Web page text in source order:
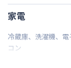
家電
冷蔵庫、 洗濯機、 電
コン